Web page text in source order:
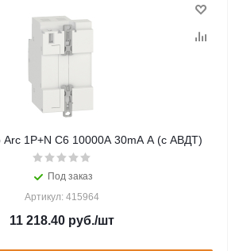
1P+N C6 10000A 30mA A (с АВДТ)
Под заказ
Артикул: 415964
11 218.40 руб./шт